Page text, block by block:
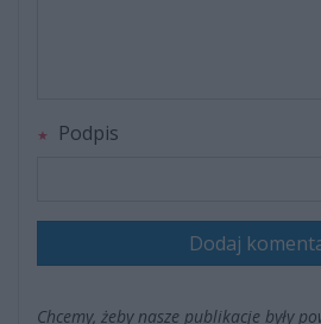
Podpis
Dodaj
Chcemy, żeby nasze publikacje były